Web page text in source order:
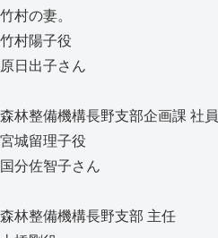
竹村の妻。
竹村陽子役
原日出子さん
森林整備機構長野支部企画課 社員
宮城留理子役
国分佐智子さん
森林整備機構長野支部 主任